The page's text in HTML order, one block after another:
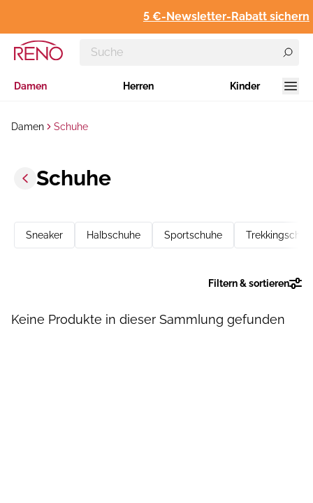
5 €-Newsletter-Rabatt sichern
Damen Herren Kinder
Damen Schuhe
Schuhe
Sneaker Halbschuhe Sportschuhe
Filtern & sortieren
Keine Produkte in dieser Sammlung gefunden